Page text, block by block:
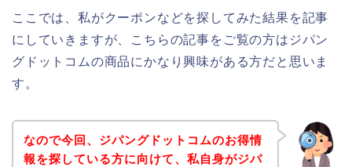
ここでは、私がクーポンなどを探してみた結果を記事
にしていきますが、こちらの記事をご覧の方はジパン
グドットコムの商品にかなり興味がある方だと思いま
す。
なので今回、ジパングドットコムのお得情
報を探している方に向けて、私自身がジパ